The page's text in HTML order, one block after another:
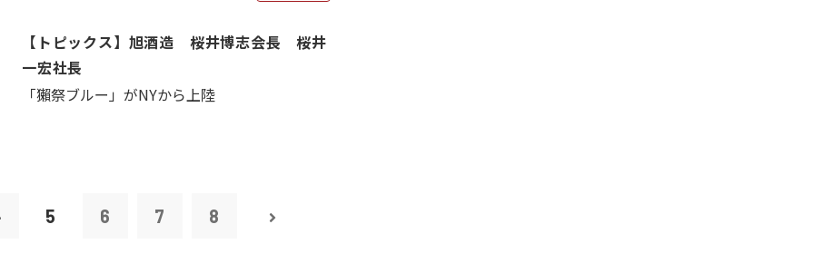
【トピックス】旭酒造 桜井博志会長 桜井
一宏社長
「獺祭ブルー」がNYから上陸
5 6 7 8